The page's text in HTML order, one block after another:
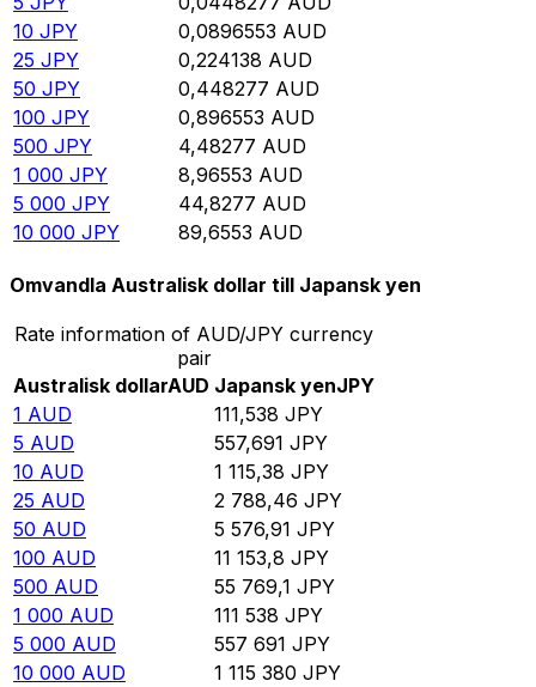
10 JPY 0,0896553 AUD
25 JPY 0,224138 AUD
50 JPY 0,448277 AUD
100 JPY 0,896553 AUD
500 JPY 4,48277 AUD
1 000 JPY 8,96553 AUD
5 000 JPY 44,8277 AUD
10 000 JPY 89,6553 AUD
Omvandla Australisk dollar till Japansk yen
Rate information of AUD/JPY currency
pair
Australisk dollarAUD Japansk yenJPY
1 AUD 111,538 JPY
5 AUD 557,691 JPY
10 AUD 1 115,38 JPY
25 AUD 2 788,46 JPY
50 AUD 5 576,91 JPY
100 AUD 11 153,8 JPY
500 AUD 55 769,1 JPY
1 000 AUD 111 538 JPY
5 000 AUD 557 691 JPY
10 000 AUD 1 115 380 JPY